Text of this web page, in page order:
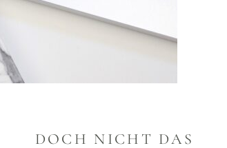
DOCH NICHT DAS